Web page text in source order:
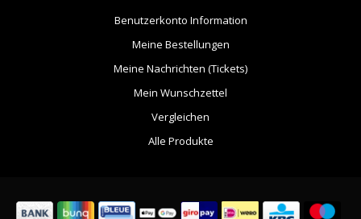
Benutzerkonto Information
Meine Bestellungen
Meine Nachrichten (Tickets)
Mein Wunschzettel
Vergleichen
Alle Produkte